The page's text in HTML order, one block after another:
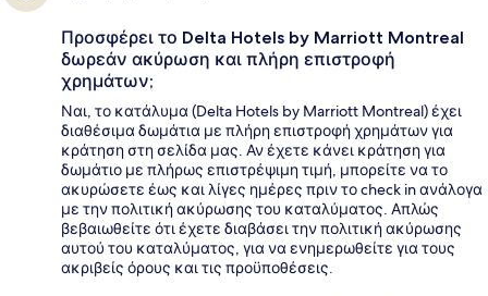
Προσφέρει το Delta Hotels by Marriott Montreal
δωρεάν ακύρωση και πλήρη επιστροφή
χρημάτων;
Ναι, το κατάλυμα (Delta Hotels by Marriott Montreal) έχει
διαθέσιμα δωμάτια με πλήρη επιστροφή χρημάτων για
κράτηση στη σελίδα μας. Αν έχετε κάνει κράτηση για
δωμάτιο με πλήρως επιστρέψιμη τιμή, μπορείτε να το
ακυρώσετε έως και λίγες ημέρες πριν το check in ανάλογα
με την πολιτική ακύρωσης του καταλύματος. Απλώς
βεβαιωθείτε ότι έχετε διαβάσει την πολιτική ακύρωσης
αυτού του καταλύματος, για να ενημερωθείτε για τους
ακριβείς όρους και τις προϋποθέσεις.